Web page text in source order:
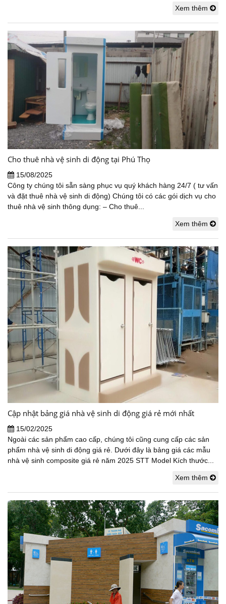
Xem thêm
Cho thuê nhà vệ sinh di động tại Phú Thọ
15/08/2025
Công ty chúng tôi sẵn sàng phục vụ quý khách hàng 24/7 ( tư vấn
và đặt thuê nhà vệ sinh di động) Chúng tôi có các gói dịch vụ cho
thuê nhà vệ sinh thông dụng: – Cho thuê...
Xem thêm
Cập nhật bảng giá nhà vệ sinh di động giá rẻ mới nhất
15/02/2025
Ngoài các sản phẩm cao cấp, chúng tôi cũng cung cấp các sản
phẩm nhà vệ sinh di động giá rẻ. Dưới đây là bảng giá các mẫu
nhà vệ sinh composite giá rẻ năm 2025 STT Model Kích thước...
Xem thêm